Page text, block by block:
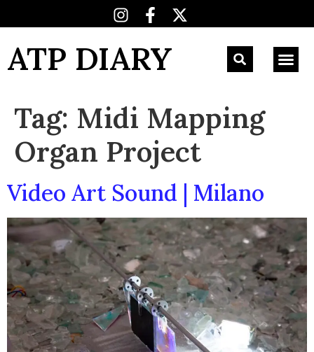
ATP DIARY
Tag: Midi Mapping
Organ Project
Video Art Sound | Milano